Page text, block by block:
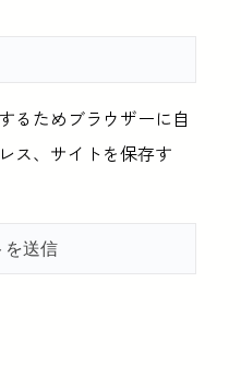
るためブラウザーに自
ス、サイトを保存す